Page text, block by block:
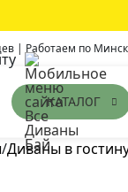
| Работаем по
КАТАЛОГ
/Диваны в